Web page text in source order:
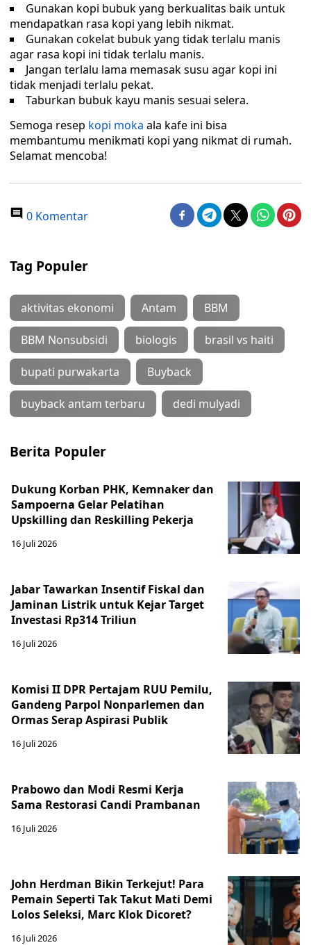
Gunakan kopi bubuk yang berkualitas baik untuk
mendapatkan rasa kopi yang lebih nikmat.
Gunakan cokelat bubuk yang tidak terlalu manis
agar rasa kopi ini tidak terlalu manis.
Jangan terlalu lama memasak susu agar kopi ini
tidak menjadi terlalu pekat.
Taburkan bubuk kayu manis sesuai selera.
Semoga resep kopi moka ala kafe ini bisa
membantumu menikmati kopi yang nikmat di rumah.
Selamat mencoba!
0 Komentar
Tag Populer
aktivitas ekonomi Antam BBM
BBM Nonsubsidi biologis brasil vs haiti
bupati purwakarta Buyback
buyback antam terbaru dedi mulyadi
Berita Populer
Dukung Korban PHK, Kemnaker dan
Sampoerna Gelar Pelatihan
Upskilling dan Reskilling Pekerja
16 Juli 2026
Jabar Tawarkan Insentif Fiskal dan
Jaminan Listrik untuk Kejar Target
Investasi Rp314 Triliun
16 Juli 2026
Komisi II DPR Pertajam RUU Pemilu,
Gandeng Parpol Nonparlemen dan
Ormas Serap Aspirasi Publik
16 Juli 2026
Prabowo dan Modi Resmi Kerja
Sama Restorasi Candi Prambanan
16 Juli 2026
John Herdman Bikin Terkejut! Para
Pemain Seperti Tak Takut Mati Demi
Lolos Seleksi, Marc Klok Dicoret?
16 Juli 2026